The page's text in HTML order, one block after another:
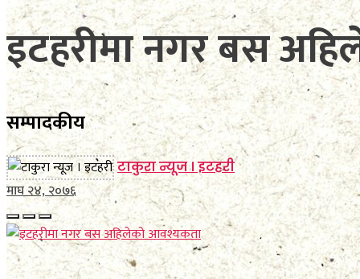
विचार
कला साहित्य
खेलकुद
विविध
अन्तर्वार्ता
मनाेरञ्जन
विचार
कला साहित्य
खेलकुद
विविध
अन्तर्वार्ता
मनाेरञ्जन
फाेटाे फिचर
इटहरीमा नगर बस
सम्पादकीय
टाकुरा न्यूज । इटहरी
माघ २४, २०७६